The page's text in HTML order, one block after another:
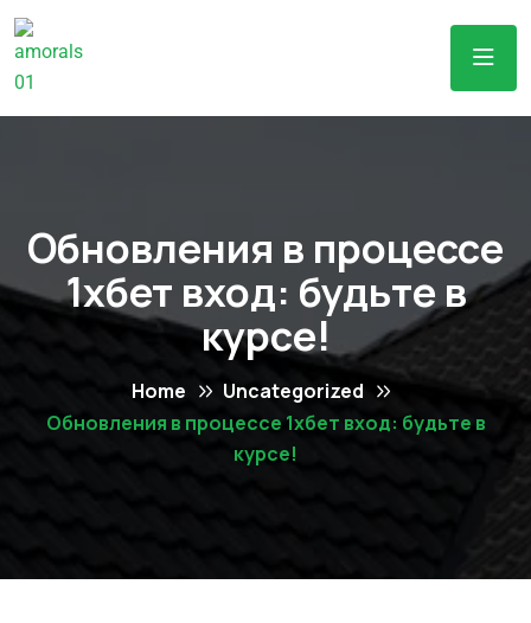
Обновления в процессе
1хбет вход: будьте в
курсе!
Home
Uncategorized
Обновления в процессе 1хбет вход: будьте в
курсе!